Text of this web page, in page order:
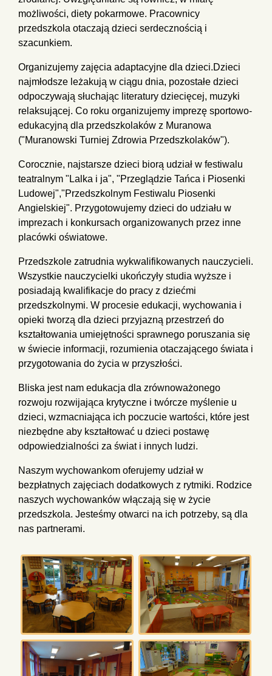
możliwości, diety pokarmowe. Pracownicy
przedszkola otaczają dzieci serdecznością i
szacunkiem.
Organizujemy zajęcia adaptacyjne dla dzieci.Dzieci
najmłodsze leżakują w ciągu dnia, pozostałe dzieci
odpoczywają słuchając literatury dziecięcej, muzyki
relaksującej. Co roku organizujemy imprezę sportowo-
edukacyjną dla przedszkolaków z Muranowa
("Muranowski Turniej Zdrowia Przedszkolaków").
Corocznie, najstarsze dzieci biorą udział w festiwalu
teatralnym "Lalka i ja", "Przeglądzie Tańca i Piosenki
Ludowej","Przedszkolnym Festiwalu Piosenki
Angielskiej". Przygotowujemy dzieci do udziału w
imprezach i konkursach organizowanych przez inne
placówki oświatowe.
Przedszkole zatrudnia wykwalifikowanych nauczycieli.
Wszystkie nauczycielki ukończyły studia wyższe i
posiadają kwalifikacje do pracy z dziećmi
przedszkolnymi. W procesie edukacji, wychowania i
opieki tworzą dla dzieci przyjazną przestrzeń do
kształtowania umiejętności sprawnego poruszania się
w świecie informacji, rozumienia otaczającego świata i
przygotowania do życia w przyszłości.
Bliska jest nam edukacja dla zrównoważonego
rozwoju rozwijająca krytyczne i twórcze myślenie u
dzieci, wzmacniająca ich poczucie wartości, które jest
niezbędne aby kształtować u dzieci postawę
odpowiedzialności za świat i innych ludzi.
Naszym wychowankom oferujemy udział w
bezpłatnych zajęciach dodatkowych z rytmiki. Rodzice
naszych wychowanków włączają się w życie
przedszkola. Jesteśmy otwarci na ich potrzeby, są dla
nas partnerami.